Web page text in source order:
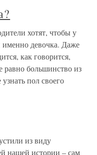
хотят, чтобы у
девочка. Даже
как говорится,
равно большинство из
пол своего
из виду
нашей истории – сам